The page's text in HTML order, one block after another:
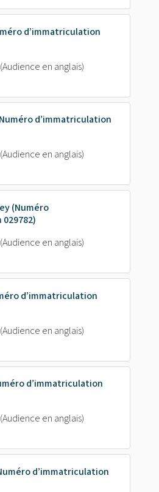
d’immatriculation
(Audience en anglais)
d’immatriculation
(Audience en anglais)
(Numéro
(Audience en anglais)
d’immatriculation
(Audience en anglais)
d’immatriculation
(Audience en anglais)
d’immatriculation